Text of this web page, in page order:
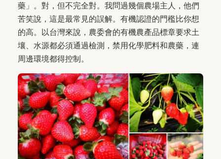
藥」。對，但不完全對。我問過幾個農場主人，他們
苦笑說，這是最常見的誤解。有機認證的門檻比你想
的高。以台灣來說，農委會的有機農產品標章要求土
壤、水源都必須通過檢測，禁用化學肥料和農藥，連
周邊環境都得控制。